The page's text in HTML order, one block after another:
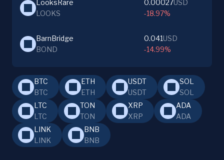
LooksRare
LOOKS
0.00027USD
-18.97%
BarnBridge
BOND
0.041USD
-14.99%
BTC
BTC
ETH
ETH
USDT
USDT
SOL
SOL
LTC
LTC
TON
TON
XRP
XRP
ADA
ADA
LINK
LINK
BNB
BNB